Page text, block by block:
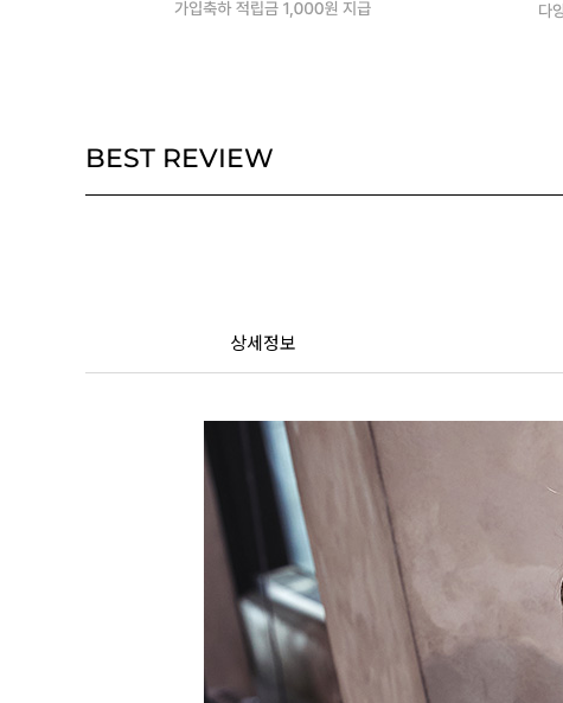
BEST REVIEW
상세정보